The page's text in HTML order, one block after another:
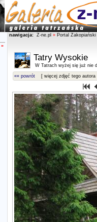
»
nawigacja: Z-ne.pl » Portal Zakopiański
Tatry Wysokie
W Tatrach wyżej się już nie
«« powrót [ więcej zdjęć tego autora